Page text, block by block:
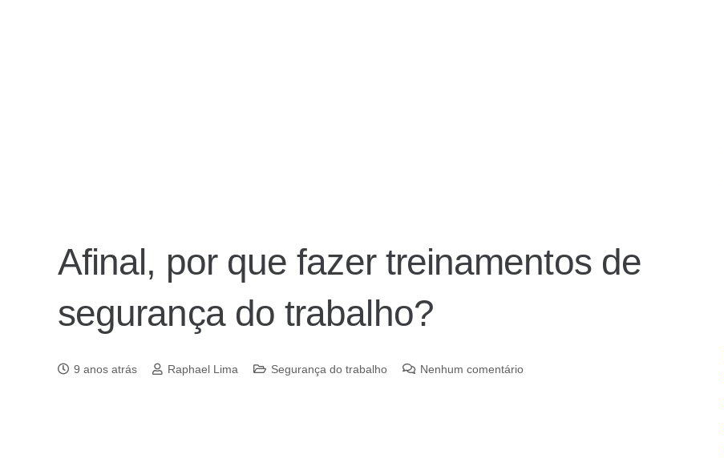
Afinal, por que fazer treinamentos de
segurança do trabalho?
9 anos atrás Raphael Lima Segurança do trabalho Nenhum comentário